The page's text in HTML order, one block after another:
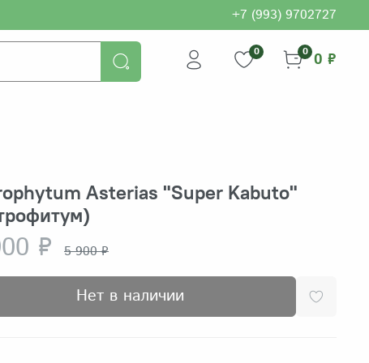
+7 (993) 9702727
0 0 0 ₽
Asterias "Super Kabuto"
₽ 5 900 ₽
Нет в наличии